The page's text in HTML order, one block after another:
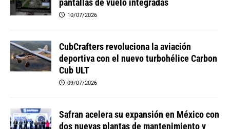
pantallas de vuelo integradas
10/07/2026
CubCrafters revoluciona la aviación
deportiva con el nuevo turbohélice Carbon
Cub ULT
09/07/2026
Safran acelera su expansión en México con
dos nuevas plantas de mantenimiento y